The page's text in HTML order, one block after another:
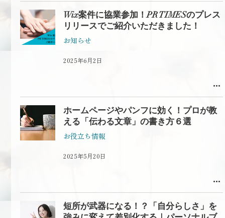
Wix案件に協業参加！PR TIMESのプレス
リリースでご紹介いただきました！
お知らせ
2025年6月2日
ホームページやパンフに効く！プロが教
える「伝わる文章」の書き方６選
お役立ち情報
2025年5月20日
短所が武器になる！？「自分らしさ」を